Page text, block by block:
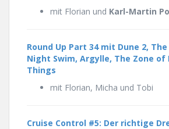
mit Florian und Karl-Martin
Round Up Part 34 mit Dune 2,
Night Swim, Argylle, The Zone
Things
mit Florian, Micha und Tobi
Cruise Control #5: Der richtige